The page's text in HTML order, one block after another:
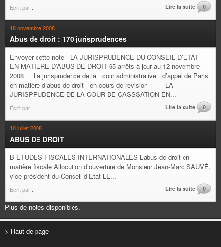
Écrit par Lire la suite 0
18 novembre 2008
Abus de droit : 170 jurisprudences
Envoyer cette note LA JURISPRUDENCE DU CONSEIL D’ETAT
EN MATIERE D’ABUS DE DROIT 65 arrêts à jour au 12 novembre
2008 La jurisprudence de la cour administrative d’appel de Paris
en matière d’abus de droit en cours de revision LA
JURISPRUDENCE DE LA COUR DE CASSSATION EN...
Écrit par Lire la suite 0
10 juillet 2008
ABUS DE DROIT
B ETUDES FISCALES INTERNATIONALES L’abus de droit en
matière fiscale Allocution d’ouverture de Monsieur Jean-Marc SAUVÉ,
vice-président du Conseil d’Etat LE...
Écrit par Lire la suite 0
Plus de notes disponibles.
> Haut de page